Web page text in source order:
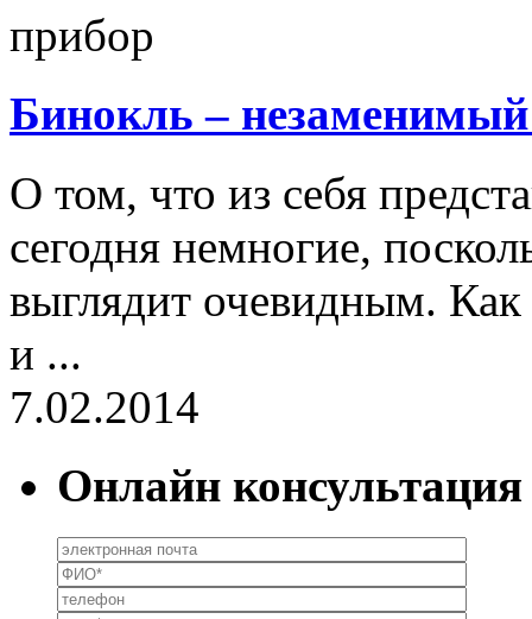
Бинокль –
О том, что из себя
сегодня немногие,
выглядит очевидным.
и ...
7.02.2014
Онлайн консультация